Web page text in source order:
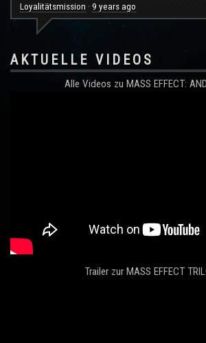
Loyalitätsmission · 9 years ago
AKTUELLE VIDEOS
Alle Videos zu MASS EFFECT:
Trailer zur MASS EFFECT